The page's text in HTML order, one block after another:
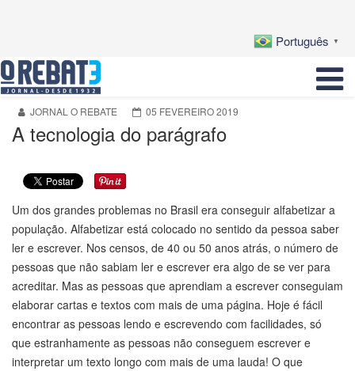
Português ▼
JORNAL O REBATE 05 FEVEREIRO 2019
A tecnologia do parágrafo
Um dos grandes problemas no Brasil era conseguir alfabetizar a
população. Alfabetizar está colocado no sentido da pessoa saber
ler e escrever. Nos censos, de 40 ou 50 anos atrás, o número de
pessoas que não sabiam ler e escrever era algo de se ver para
acreditar. Mas as pessoas que aprendiam a escrever conseguiam
elaborar cartas e textos com mais de uma página. Hoje é fácil
encontrar as pessoas lendo e escrevendo com facilidades, só
que estranhamente as pessoas não conseguem escrever e
interpretar um texto longo com mais de uma lauda! O que